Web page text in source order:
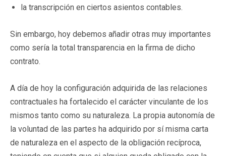
la transcripción en ciertos asientos contables.
Sin embargo, hoy debemos añadir otras muy importantes
como sería la total transparencia en la firma de dicho
contrato.
A día de hoy la configuración adquirida de las relaciones
contractuales ha fortalecido el carácter vinculante de los
mismos tanto como su naturaleza. La propia autonomía de
la voluntad de las partes ha adquirido por sí misma carta
de naturaleza en el aspecto de la obligación recíproca,